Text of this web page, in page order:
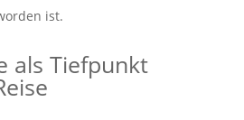
ist.
als Tiefpunkt